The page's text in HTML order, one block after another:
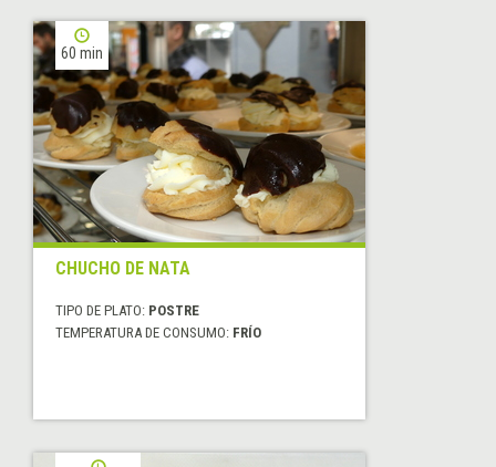
60 min
CHUCHO DE NATA
TIPO DE PLATO: POSTRE
TEMPERATURA DE CONSUMO: FRÍO